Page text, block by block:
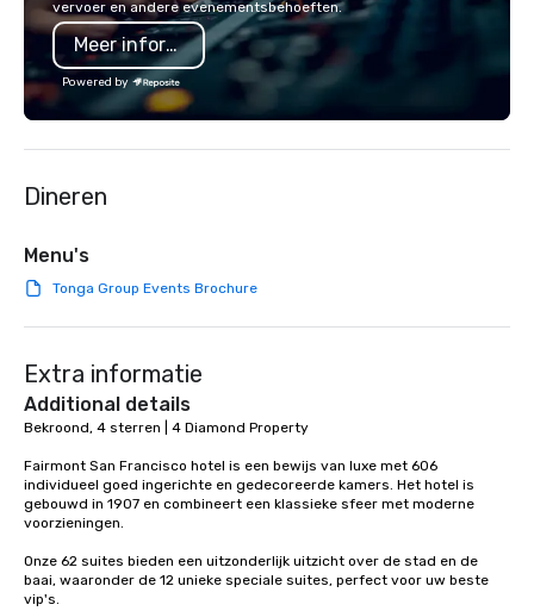
a Monterey Bay Trek.
vervoer en andere evenementsbehoeften.
Meer informatie
Powered by
Dineren
Menu's
Tonga Group Events Brochure
Extra informatie
Additional details
Bekroond, 4 sterren | 4 Diamond Property
Fairmont San Francisco hotel is een bewijs van luxe met 606
individueel goed ingerichte en gedecoreerde kamers. Het hotel is
gebouwd in 1907 en combineert een klassieke sfeer met moderne
voorzieningen.
Onze 62 suites bieden een uitzonderlijk uitzicht over de stad en de
baai, waaronder de 12 unieke speciale suites, perfect voor uw beste
vip's.